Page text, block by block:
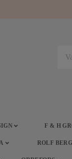
F & H
ROLF